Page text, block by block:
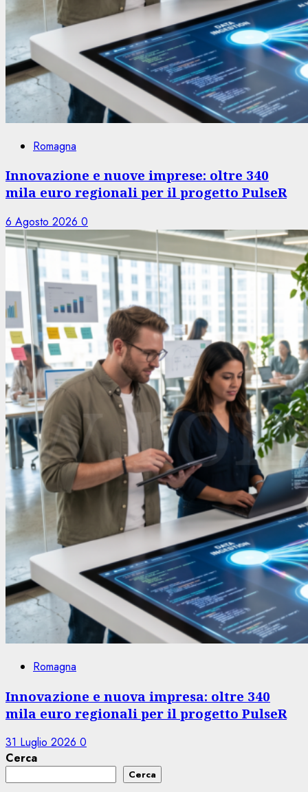
Romagna
Innovazione e nuove imprese: oltre 340
mila euro regionali per il progetto PulseR
6 Agosto 2026 0
Romagna
Innovazione e nuova impresa: oltre 340
mila euro regionali per il progetto PulseR
31 Luglio 2026 0
Cerca
Cerca